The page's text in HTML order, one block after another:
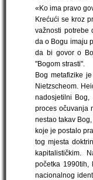
«Ko ima pravo
Krećući se kroz
važnosti potrebe
da o Bogu imaju
da bi govor o
"Bogom strasti".
Bog metafizike
Nietzscheom.
nadosjetilni
proces očuvanja
nestao takav
koje je postalo
tog mjesta
kapitalističkim.
početka 1990tih,
nacionalnog